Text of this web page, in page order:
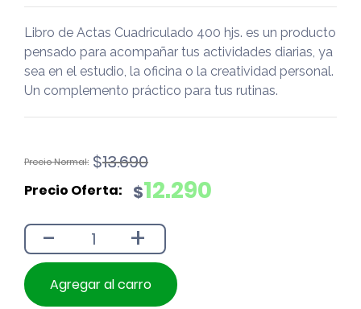
Libro de Actas Cuadriculado 400 hjs. es un producto
pensado para acompañar tus actividades diarias, ya
sea en el estudio, la oficina o la creatividad personal.
Un complemento práctico para tus rutinas.
$13.690
El
original
$13.690.
$12.290
El
actual
$12.290.
- +
Agregar al carro